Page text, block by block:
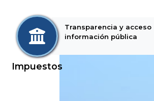
Transparencia y acceso
información pública
Impuestos